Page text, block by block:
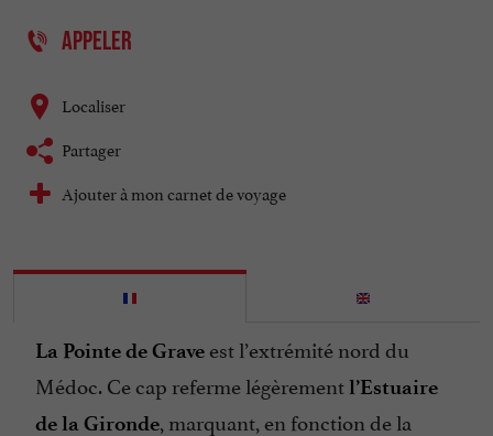
APPELER
Localiser
Partager
Ajouter à mon carnet de voyage
La Pointe de Grave est l’extrémité nord du
Médoc. Ce cap referme légèrementl’Estuaire
de la Gironde, marquant, en fonction de la